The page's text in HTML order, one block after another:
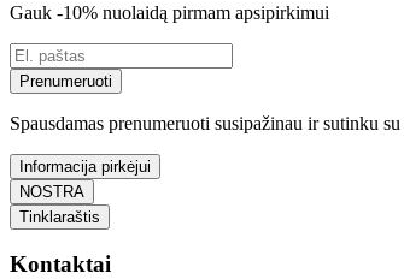
Gauk -10% nuolaidą pirmam apsipirkimui
Prenumeruoti
Spausdamas prenumeruoti susipažinau ir sutinku su
Informacija pirkėjui
NOSTRA
Tinklaraštis
Kontaktai